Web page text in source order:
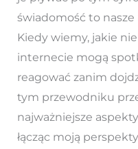
świadomość to nasze
Kiedy wiemy, jakie
internecie mogą
reagować zanim
tym przewodniku
najważniejsze
łącząc moją